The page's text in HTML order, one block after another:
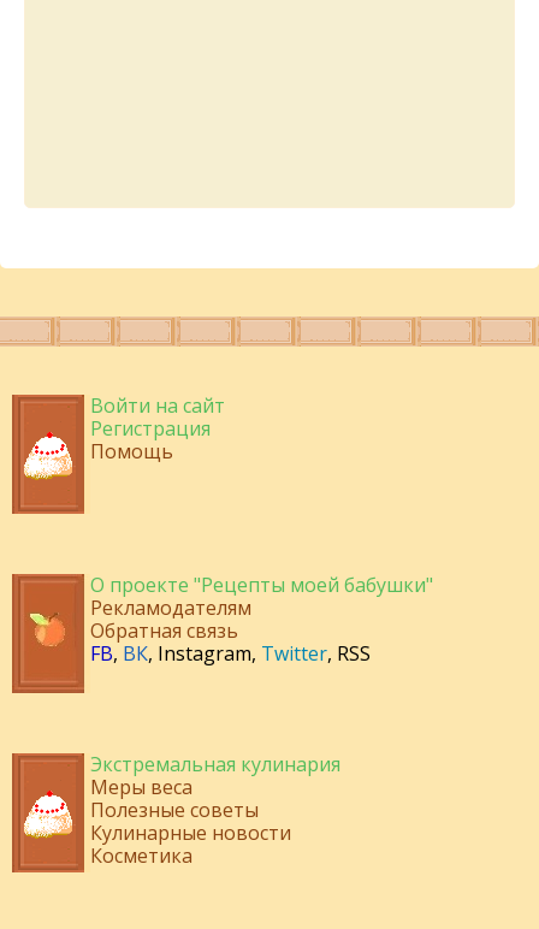
Войти на сайт
Регистрация
Помощь
О проекте "Рецепты моей бабушки"
Рекламодателям
Обратная связь
FB, ВК, Instagram, Twitter, RSS
Экстремальная кулинария
Меры веса
Полезные советы
Кулинарные новости
Косметика